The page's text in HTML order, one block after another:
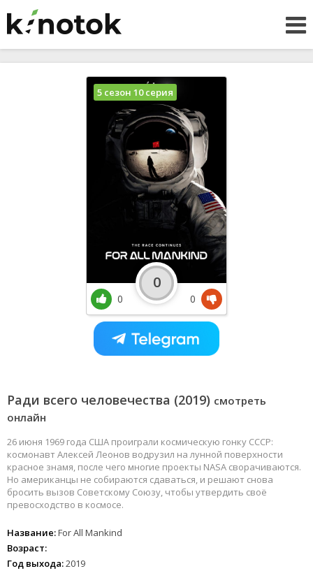
Ради всего человечества (2019) смотреть
онлайн
26 июня 1969 года США проиграли космическую гонку СССР:
космонавт Алексей Леонов водрузил на лунной поверхности
красное знамя, после чего многие проекты NASA сворачиваются.
Но американцы не собираются сдаваться, и решают снова
бросить вызов Советскому Союзу, чтобы утвердить своё
превосходство в космосе.
Название:For All Mankind
Возраст:
Год выхода:2019
5 сезон 10 серия
0
0
0